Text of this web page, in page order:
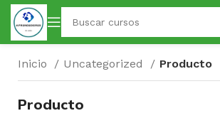
Inicio Uncategorized Producto
Producto